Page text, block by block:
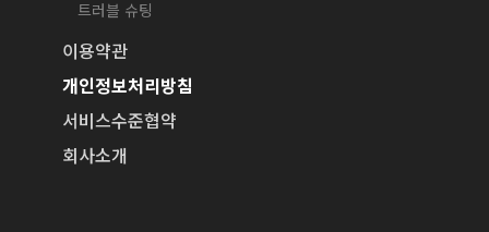
트러블 슈팅
이용약관
개인정보처리방침
서비스수준협약
회사소개